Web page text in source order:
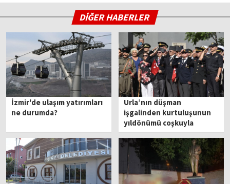
DİĞER HABERLER
İzmir'de ulaşım yatırımları
ne durumda?
Urla’nın düşman
işgalinden kurtuluşunun
yıldönümü coşkuyla
kutlandı